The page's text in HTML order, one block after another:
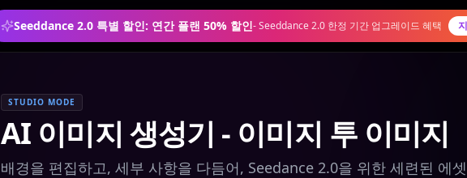
Seeddance 2.0 특별 할인: 연간 플랜 50% 할인-Seeddance 2.0 한정 기간 업그레이드 혜택
STUDIO MODE
AI 이미지 생성기 - 이미지 투 이미지
배경을 편집하고, 세부 사항을 다듬어, Seedance 2.0을 위한 세련된 에셋